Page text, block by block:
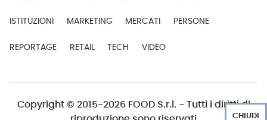
ISTITUZIONI MARKETING MERCATI PERSONE
REPORTAGE RETAIL TECH VIDEO
Copyright © 2015-2026 FOOD S.r.l. - Tutti i diritti di
CHIUDI